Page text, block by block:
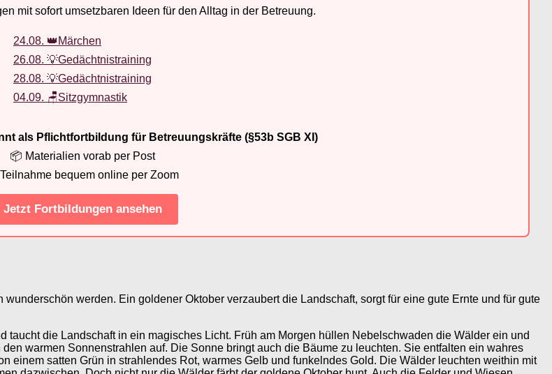
mit sofort umsetzbaren Ideen für den Alltag in der Betreuung.
24.08. 👑Märchen
26.08. 💡Gedächtnistraining
28.08. 💡Gedächtnistraining
04.09. 🪑Sitzgymnastik
als Pflichtfortbildung für Betreuungskräfte (§53b SGB XI)
📦 Materialien vorab per Post
bequem online per Zoom
Jetzt Fortbildungen ansehen
werden. Ein goldener Oktober verzaubert die Landschaft, sorgt für eine gute Ernte und für gute
die Landschaft in ein magisches Licht. Früh am Morgen hüllen Nebelschwaden die Wälder ein und
warmen Sonnenstrahlen auf. Die Sonne bringt auch die Bäume zu leuchten. Sie entfalten ein wahres
einem satten Grün in strahlendes Rot, warmes Gelb und funkelndes Gold. Die Wälder leuchten weithin mit